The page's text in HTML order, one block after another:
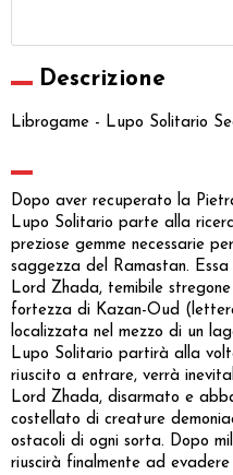
Descrizione
Librogame - Lupo Solitario
Dopo aver recuperato la
Lupo Solitario parte alla
preziose gemme necessarie
saggezza del Ramastan.
Lord Zhada, temibile
fortezza di Kazan-Oud
localizzata nel mezzo di un
Lupo Solitario partirà alla
riuscito a entrare, verrà
Lord Zhada, disarmato e
costellato di creature
ostacoli di ogni sorta. Dopo
riuscirà finalmente ad